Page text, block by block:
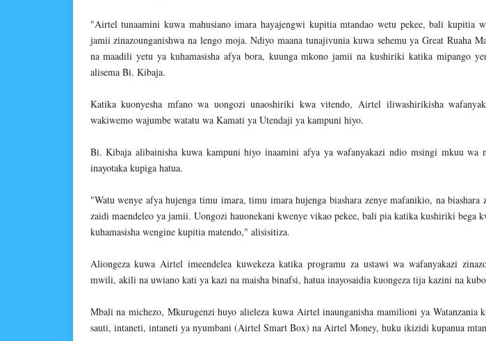
"Airtel tunaamini kuwa mahusiano imara hayajengwi kupitia mtandao wetu pekee, bali kupitia
jamii zinazounganishwa na lengo moja. Ndiyo maana tunajivunia kuwa sehemu ya Great Ruaha
na maadili yetu ya kuhamasisha afya bora, kuunga mkono jamii na kushiriki katika mipango
alisema Bi. Kibaja.
Katika kuonyesha mfano wa uongozi unaoshiriki kwa vitendo, Airtel iliwashirikisha
wakiwemo wajumbe watatu wa Kamati ya Utendaji ya kampuni hiyo.
Bi. Kibaja alibainisha kuwa kampuni hiyo inaamini afya ya wafanyakazi ndio msingi mkuu wa
inayotaka kupiga hatua.
"Watu wenye afya hujenga timu imara, timu imara hujenga biashara zenye mafanikio, na biashara
zaidi maendeleo ya jamii. Uongozi hauonekani kwenye vikao pekee, bali pia katika kushiriki bega
kuhamasisha wengine kupitia matendo," alisisitiza.
Aliongeza kuwa Airtel imeendelea kuwekeza katika programu za ustawi wa wafanyakazi
mwili, akili na uwiano kati ya kazi na maisha binafsi, hatua inayosaidia kuongeza tija kazini na
Mbali na michezo, Mkurugenzi huyo alieleza kuwa Airtel inaunganisha mamilioni ya Watanzania
sauti, intaneti, intaneti ya nyumbani (Airtel Smart Box) na Airtel Money, huku ikizidi kupanua